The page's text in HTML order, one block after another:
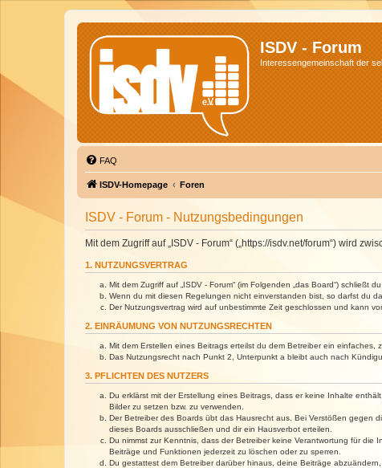
ISDV - Forum
Interessengemeinschaft der
FAQ
ISDV-Homepage Foren
ISDV - Forum - Nutzungsbedingungen
Mit dem Zugriff auf „ISDV - Forum“ („https://isdv.net/forum“) wird
1. NUTZUNGSVERTRAG
Mit dem Zugriff auf „ISDV - Forum“ (im Folgenden „das Board“)
Wenn du mit diesen Regelungen nicht einverstanden bist, so darfst du
Der Nutzungsvertrag wird auf unbestimmte Zeit geschlossen und kann
2. EINRÄUMUNG VON NUTZUNGSRECHTEN
Mit dem Erstellen eines Beitrags erteilst du dem Betreiber ein
Das Nutzungsrecht nach Punkt 2, Unterpunkt a bleibt auch nach
3. PFLICHTEN DES NUTZERS
Du erklärst mit der Erstellung eines Beitrags, dass er keine Inhalte
Bilder zu setzen bzw. zu verwenden.
Der Betreiber des Boards übt das Hausrecht aus. Bei Verstößen gegen
dieses Boards ausschließen und dir ein Hausverbot erteilen.
Du nimmst zur Kenntnis, dass der Betreiber keine Verantwortung für
Beiträge und Funktionen jederzeit zu löschen oder zu sperren.
Du gestattest dem Betreiber darüber hinaus, deine Beiträge